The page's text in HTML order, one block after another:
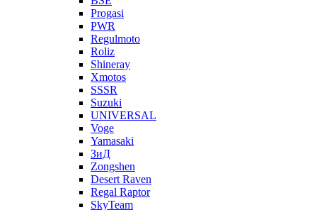
Progasi
PWR
Regulmoto
Roliz
Shineray
Xmotos
SSSR
Suzuki
UNIVERSAL
Voge
Yamasaki
ЗиД
Zongshen
Desert Raven
Regal Raptor
SkyTeam